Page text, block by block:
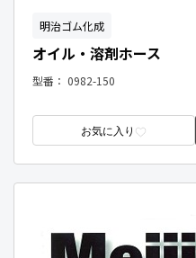
明治ゴム化成
オイル・溶剤ホース
型番： 0982-150
お気に入り